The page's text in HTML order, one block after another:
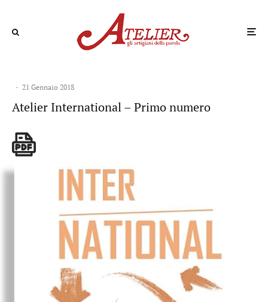
· 21 Gennaio 2018
Atelier International – Primo numero